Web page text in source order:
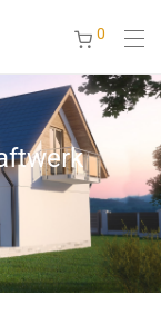
0